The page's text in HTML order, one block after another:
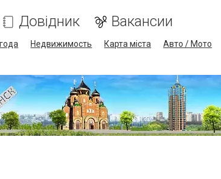
Довідник Вакансии
Недвижимость Карта міста Авто / Мото